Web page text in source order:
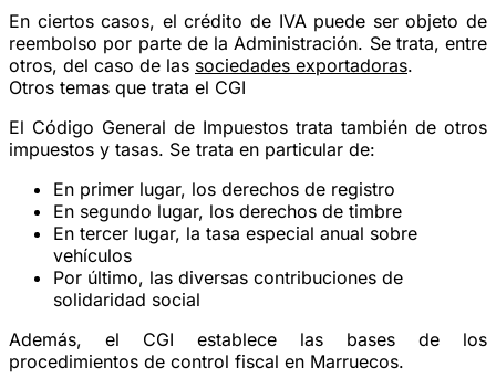
En ciertos casos, el crédito de IVA puede ser objeto de
reembolso por parte de la Administración. Se trata, entre
otros, del caso de las sociedades exportadoras.
Otros temas que trata el CGI
El Código General de Impuestos trata también de otros
impuestos y tasas. Se trata en particular de:
En primer lugar, los derechos de registro
En segundo lugar, los derechos de timbre
En tercer lugar, la tasa especial anual sobre
vehículos
Por último, las diversas contribuciones de
solidaridad social
Además, el CGI establece las bases de los
procedimientos de control fiscal en Marruecos.